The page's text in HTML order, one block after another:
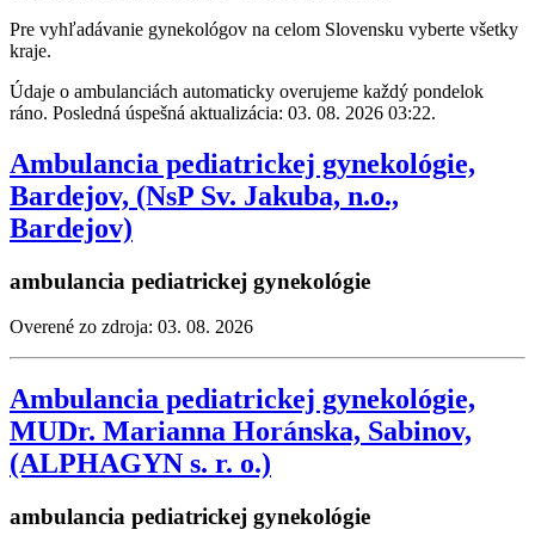
Pre vyhľadávanie gynekológov na celom Slovensku vyberte všetky
kraje.
Údaje o ambulanciách automaticky overujeme každý pondelok
ráno. Posledná úspešná aktualizácia: 03. 08. 2026 03:22.
Ambulancia pediatrickej gynekológie,
Bardejov, (NsP Sv. Jakuba, n.o.,
Bardejov)
ambulancia pediatrickej gynekológie
Overené zo zdroja: 03. 08. 2026
Ambulancia pediatrickej gynekológie,
MUDr. Marianna Horánska, Sabinov,
(ALPHAGYN s. r. o.)
ambulancia pediatrickej gynekológie